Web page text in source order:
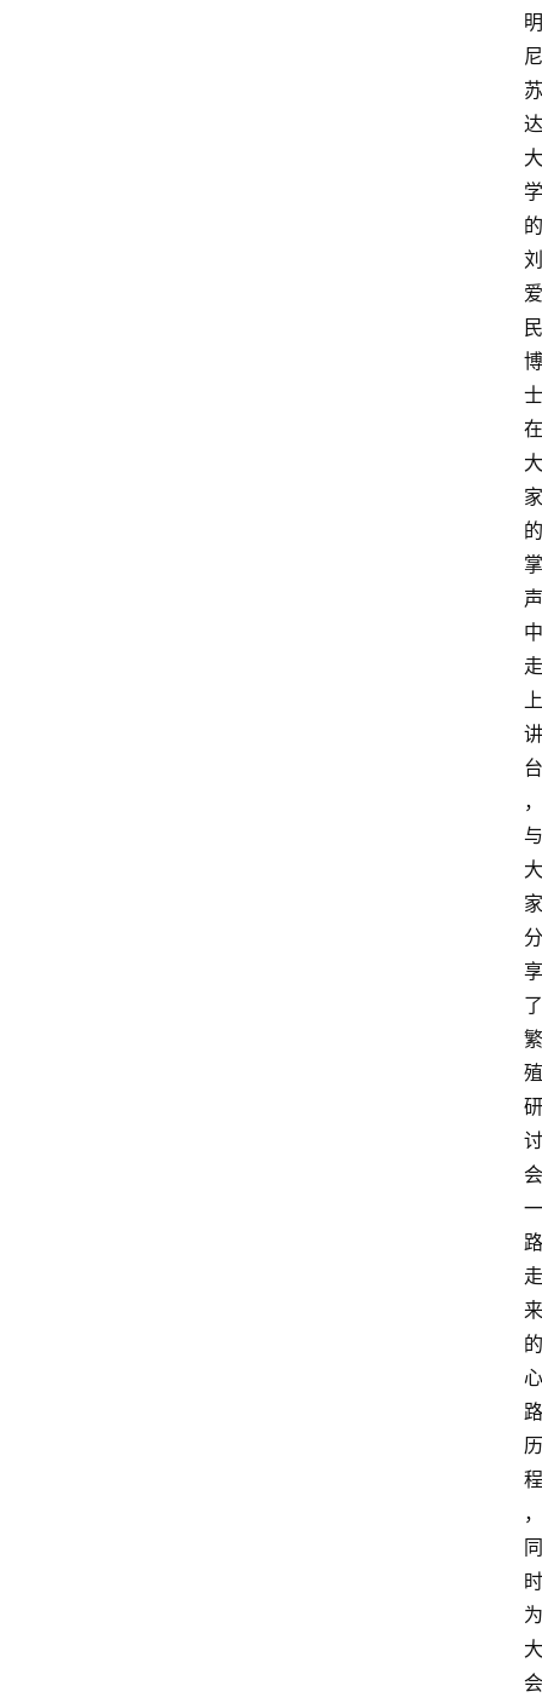
明
尼
苏
达
大
学
的
刘
爱
民
博
士
在
大
家
的
掌
声
中
走
上
讲
台
，
与
大
家
分
享
了
繁
殖
研
讨
会
一
路
走
来
的
心
路
历
程
，
同
时
为
大
会